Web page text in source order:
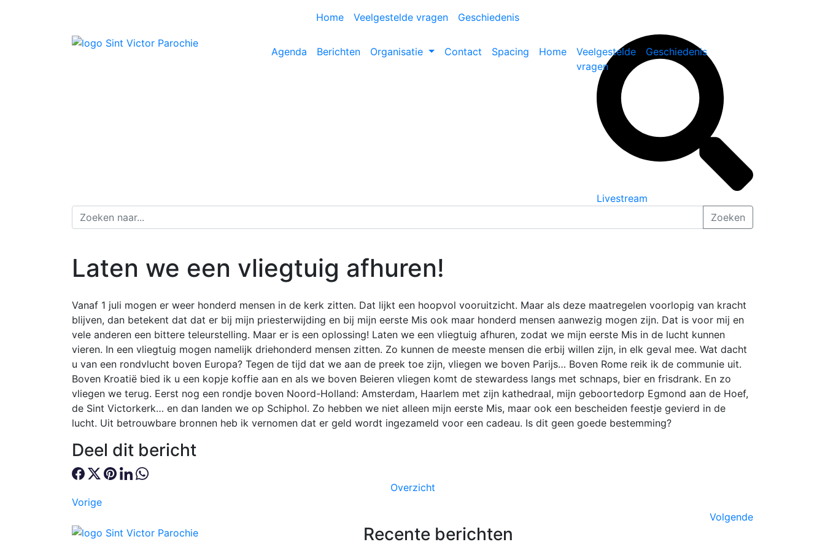
Home Veelgestelde vragen Geschiedenis
Livestream
Agenda Berichten Organisatie Contact Spacing Home
Veelgestelde
vragen
Geschiedenis
Laten we een vliegtuig afhuren!
Vanaf 1 juli mogen er weer honderd mensen in de kerk zitten. Dat lijkt een hoopvol vooruitzicht. Maar als deze maatregelen voorlopig van kracht
blijven, dan betekent dat dat er bij mijn priesterwijding en bij mijn eerste Mis ook maar honderd mensen aanwezig mogen zijn. Dat is voor mij en
vele anderen een bittere teleurstelling. Maar er is een oplossing! Laten we een vliegtuig afhuren, zodat we mijn eerste Mis in de lucht kunnen
vieren. In een vliegtuig mogen namelijk driehonderd mensen zitten. Zo kunnen de meeste mensen die erbij willen zijn, in elk geval mee. Wat dacht
u van een rondvlucht boven Europa? Tegen de tijd dat we aan de preek toe zijn, vliegen we boven Parijs… Boven Rome reik ik de communie uit.
Boven Kroatië bied ik u een kopje koffie aan en als we boven Beieren vliegen komt de stewardess langs met schnaps, bier en frisdrank. En zo
vliegen we terug. Eerst nog een rondje boven Noord-Holland: Amsterdam, Haarlem met zijn kathedraal, mijn geboortedorp Egmond aan de Hoef,
de Sint Victorkerk… en dan landen we op Schiphol. Zo hebben we niet alleen mijn eerste Mis, maar ook een bescheiden feestje gevierd in de
lucht. Uit betrouwbare bronnen heb ik vernomen dat er geld wordt ingezameld voor een cadeau. Is dit geen goede bestemming?
Deel dit bericht
Overzicht
Vorige
Volgende
Recente berichten